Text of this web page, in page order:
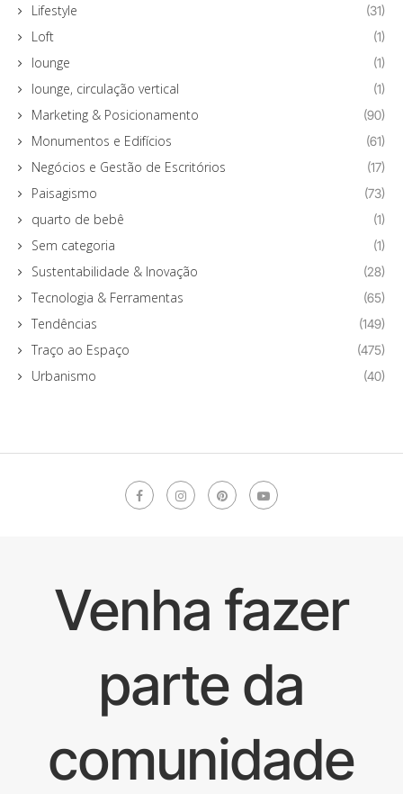
Lifestyle (31)
Loft (1)
lounge (1)
lounge, circulação vertical (1)
Marketing & Posicionamento (90)
Monumentos e Edifícios (61)
Negócios e Gestão de Escritórios (17)
Paisagismo (73)
quarto de bebê (1)
Sem categoria (1)
Sustentabilidade & Inovação (28)
Tecnologia & Ferramentas (65)
Tendências (149)
Traço ao Espaço (475)
Urbanismo (40)
Venha fazer
parte da
comunidade